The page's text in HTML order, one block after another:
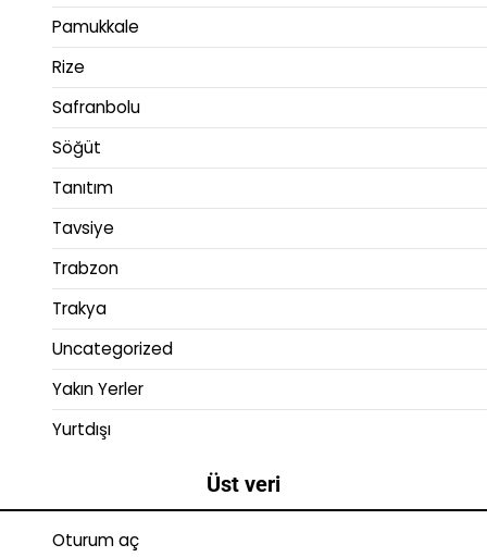
Pamukkale
Rize
Safranbolu
Söğüt
Tanıtım
Tavsiye
Trabzon
Trakya
Uncategorized
Yakın Yerler
Yurtdışı
Üst veri
Oturum aç